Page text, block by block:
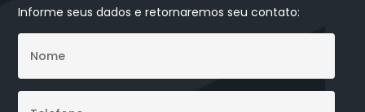
Informe seus dados e retornaremos seu contato: